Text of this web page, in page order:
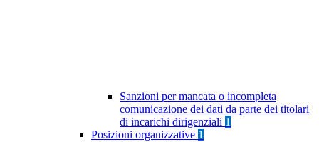
Sanzioni per mancata o incompleta
comunicazione dei dati da parte dei titolari
di incarichi dirigenziali 1
Posizioni organizzative 1